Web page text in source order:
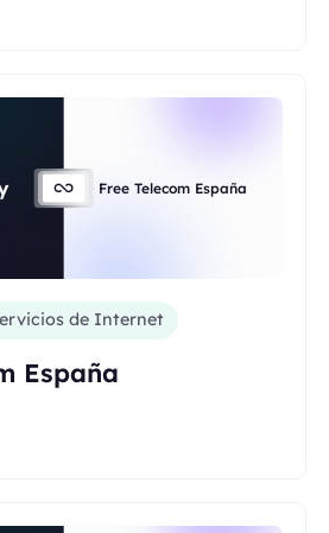
Free Telecom España
de Internet
España